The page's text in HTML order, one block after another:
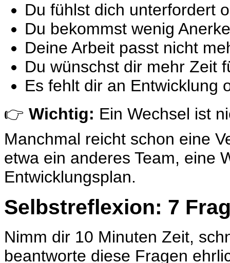
Du fühlst dich unterfordert
Du bekommst wenig
Deine Arbeit passt nicht
Du wünschst dir mehr Zeit
Es fehlt dir an Entwicklung
👉 Wichtig: Ein Wechsel ist
Manchmal reicht schon eine
etwa ein anderes Team, eine
Entwicklungsplan.
Selbstreflexion: 7
Nimm dir 10 Minuten Zeit,
beantworte diese Fragen